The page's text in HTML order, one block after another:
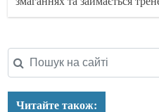
Читайте також: